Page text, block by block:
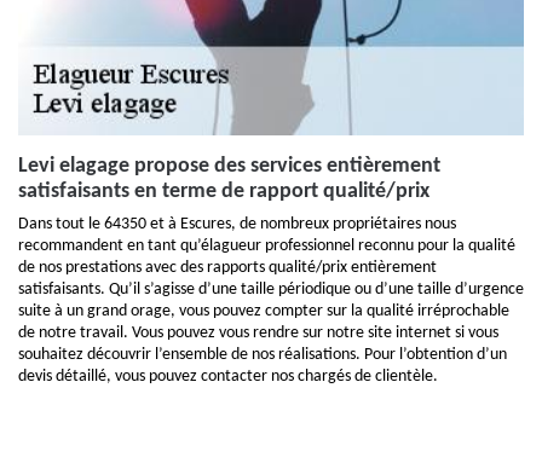
Levi elagage propose des services entièrement
satisfaisants en terme de rapport qualité/prix
Dans tout le 64350 et à Escures, de nombreux propriétaires nous
recommandent en tant qu’élagueur professionnel reconnu pour la qualité
de nos prestations avec des rapports qualité/prix entièrement
satisfaisants. Qu’il s’agisse d’une taille périodique ou d’une taille d’urgence
suite à un grand orage, vous pouvez compter sur la qualité irréprochable
de notre travail. Vous pouvez vous rendre sur notre site internet si vous
souhaitez découvrir l’ensemble de nos réalisations. Pour l’obtention d’un
devis détaillé, vous pouvez contacter nos chargés de clientèle.